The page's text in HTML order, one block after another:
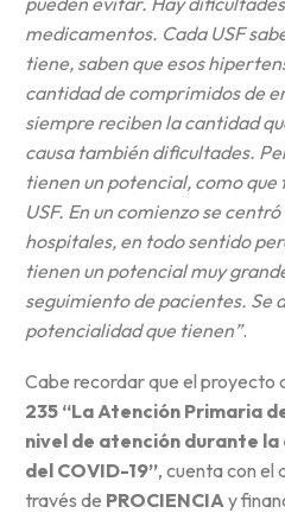
medicamentos. Cada USF
tiene, saben que esos
cantidad de comprimidos de
siempre reciben la cantidad
causa también dificultades.
tienen un potencial, como que
USF. En un comienzo se
hospitales, en todo sentido
tienen un potencial muy
seguimiento de pacientes. Se
potencialidad que tienen”.
Cabe recordar que el proyecto
235 “La Atención Primaria
nivel de atención durante la
del COVID-19”, cuenta con el
través de PROCIENCIA y